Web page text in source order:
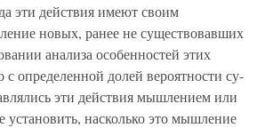
эти действия имеют своим
новых, ранее не существовавших
анализа особенностей этих
определенной долей вероятности су-
эти действия мышлением или
насколько это мышление